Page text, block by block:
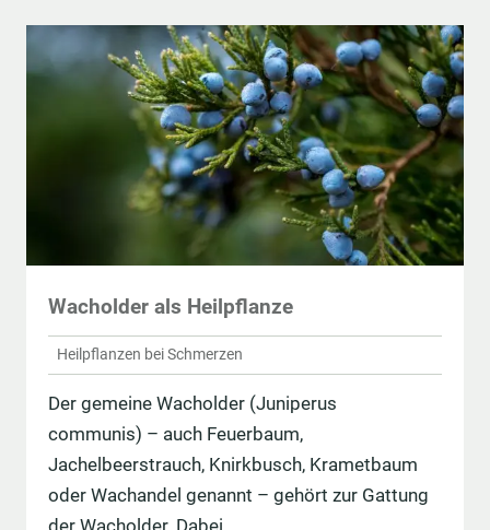
Wacholder als Heilpflanze
Heilpflanzen bei Schmerzen
Der gemeine Wacholder (Juniperus
communis) – auch Feuerbaum,
Jachelbeerstrauch, Knirkbusch, Krametbaum
oder Wachandel genannt – gehört zur Gattung
der Wacholder. Dabei …